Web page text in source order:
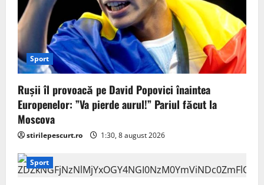
Sport
Rușii îl provoacă pe David Popovici înaintea
Europenelor: ”Va pierde aurul!” Pariul făcut la
Moscova
stirilepescurt.ro 1:30, 8 august 2026
Sport